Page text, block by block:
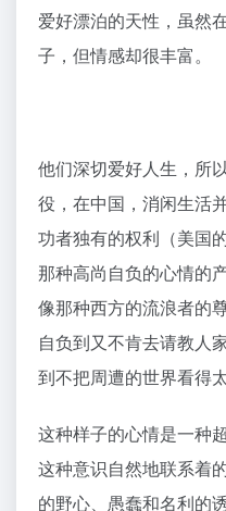
爱好漂泊的天性，虽然
子，但情感却很丰富。
他们深切爱好人生，所
役，在中国，消闲生活
功者独有的权利（美国
那种高尚自负的心情的
像那种西方的流浪者的
自负到又不肯去请教人
到不把周遭的世界看得太
这种样子的心情是一种
这种意识自然地联系着
的野心、愚蠢和名利的